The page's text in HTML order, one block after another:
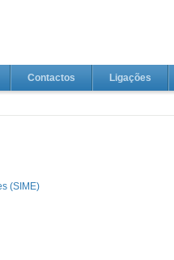
Contactos Ligações
(SIME)